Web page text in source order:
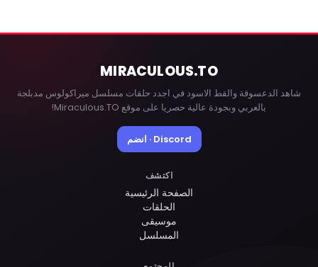
MIRACULOUS.TO
شاهد الدعسوقة والقط الاسود في اجدد حلقات مسلسل ميراكولوس مدبلجة
بالعربي وبجودة عالية حصريا على موقع Miraculous.TO!
Discord · انضم
اكتشف
الصفحة الرئيسية
الحلقات
موسيقى
المسلسل